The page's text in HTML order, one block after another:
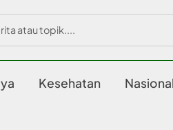
Kesehatan Nasional